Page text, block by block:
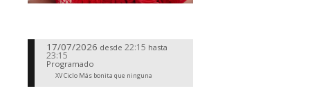
17/07/2026 desde 22:15 hasta
23:15
Programado
XV Ciclo Más bonita que ninguna